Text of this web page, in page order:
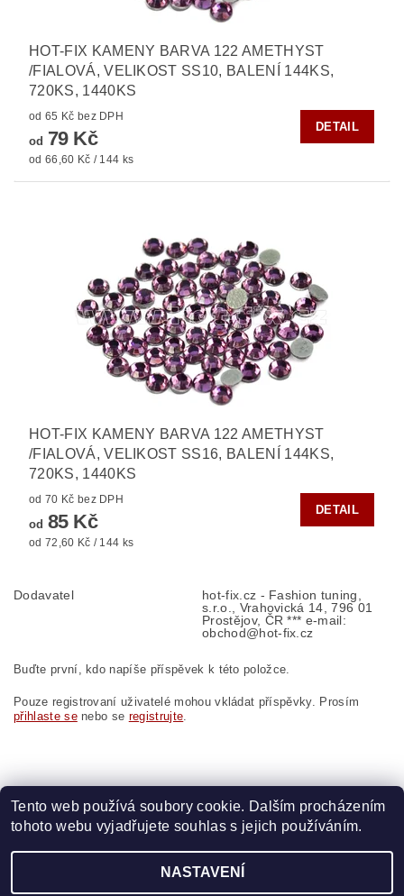
HOT-FIX KAMENY BARVA 122 AMETHYST
/FIALOVÁ, VELIKOST SS10, BALENÍ 144KS,
720KS, 1440KS
od 65 Kč bez DPH
od 79 Kč
od 66,60 Kč / 144 ks
DETAIL
HOT-FIX KAMENY BARVA 122 AMETHYST
/FIALOVÁ, VELIKOST SS16, BALENÍ 144KS,
720KS, 1440KS
od 70 Kč bez DPH
od 85 Kč
od 72,60 Kč / 144 ks
DETAIL
Dodavatel
hot-fix.cz - Fashion tuning,
s.r.o., Vrahovická 14, 796 01
Prostějov, ČR *** e-mail:
obchod@hot-fix.cz
Buďte první, kdo napíše příspěvek k této položce.
Pouze registrovaní uživatelé mohou vkládat příspěvky. Prosím
přihlaste senebo se registrujte.
Zboží.cz | Heureka.cz | Vyšívací.cz | Crystalstyle.cz
Tento web používá soubory cookie. Dalším procházením
tohoto webu vyjadřujete souhlas s jejich používáním.
NASTAVENÍ